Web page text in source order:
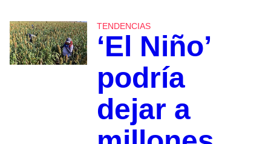
TENDENCIAS
‘El Niño’
podría
dejar a